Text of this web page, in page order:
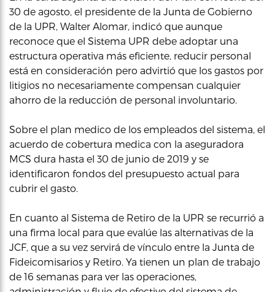
30 de agosto, el presidente de la Junta de Gobierno
de la UPR, Walter Alomar, indicó que aunque
reconoce que el Sistema UPR debe adoptar una
estructura operativa más eficiente, reducir personal
está en consideración pero advirtió que los gastos por
litigios no necesariamente compensan cualquier
ahorro de la reducción de personal involuntario.
Sobre el plan medico de los empleados del sistema, el
acuerdo de cobertura medica con la aseguradora
MCS dura hasta el 30 de junio de 2019 y se
identificaron fondos del presupuesto actual para
cubrir el gasto.
En cuanto al Sistema de Retiro de la UPR se recurrió a
una firma local para que evalúe las alternativas de la
JCF, que a su vez servirá de vínculo entre la Junta de
Fideicomisarios y Retiro. Ya tienen un plan de trabajo
de 16 semanas para ver las operaciones,